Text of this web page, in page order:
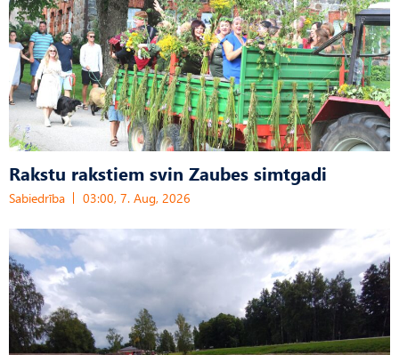
Rakstu rakstiem svin Zaubes simtgadi
Sabiedrība 03:00, 7. Aug, 2026